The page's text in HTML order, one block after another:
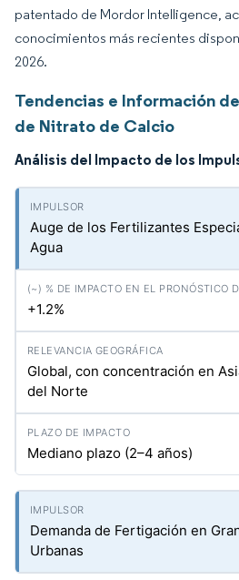
patentado de Mordor Intelligence,
conocimientos más recientes
2026.
Tendencias e Información
de Nitrato de Calcio
Análisis del Impacto de los
Auge de los Fertilizantes
Agua
+1.2%
Global, con concentración en
del Norte
Mediano plazo (2–4 años)
Demanda de Fertigación en
Urbanas